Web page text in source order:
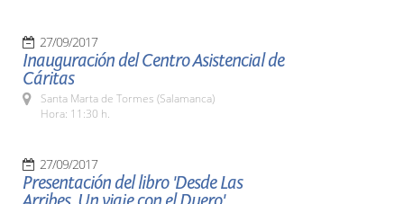
27/09/2017
Inauguración del Centro Asistencial de
Cáritas
Santa Marta de Tormes (Salamanca)
Hora: 11:30 h.
27/09/2017
Presentación del libro 'Desde Las